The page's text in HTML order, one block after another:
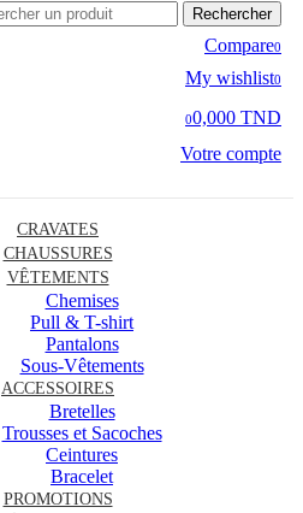
Rechercher
Compare0
My wishlist0
00,000 TND
Votre compte
CRAVATES
CHAUSSURES
VÊTEMENTS
Chemises
Pull & T-shirt
Pantalons
Sous-Vêtements
ACCESSOIRES
Bretelles
Trousses et Sacoches
Ceintures
Bracelet
PROMOTIONS